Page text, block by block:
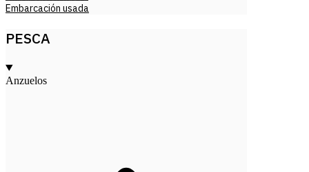
Embarcación usada
PESCA
Anzuelos